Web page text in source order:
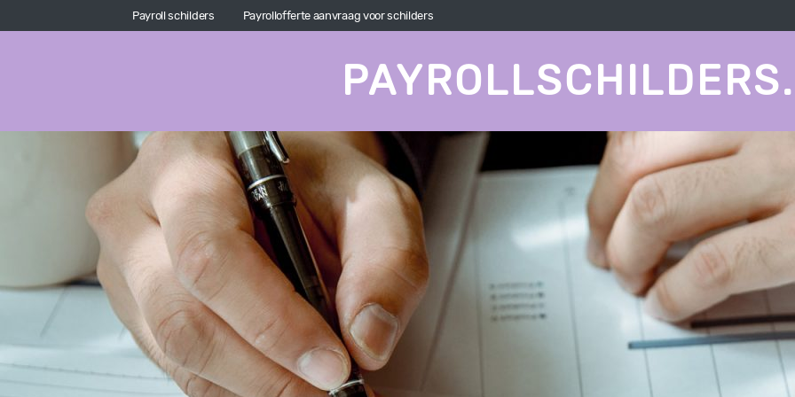
Payroll schilders Payrollofferte aanvraag voor schilders